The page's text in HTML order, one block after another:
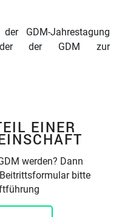
GDM-Jahrestagung
der GDM zur
EINER
werden? Dann
bitte